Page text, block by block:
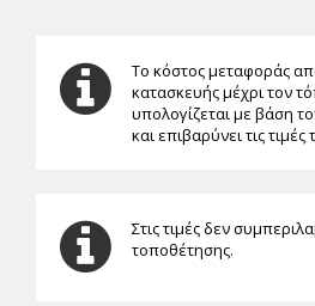
Το κόστος μεταφοράς
κατασκευής μέχρι τον
υπολογίζεται με βάση
και επιβαρύνει τις
Στις τιμές δεν
τοποθέτησης.